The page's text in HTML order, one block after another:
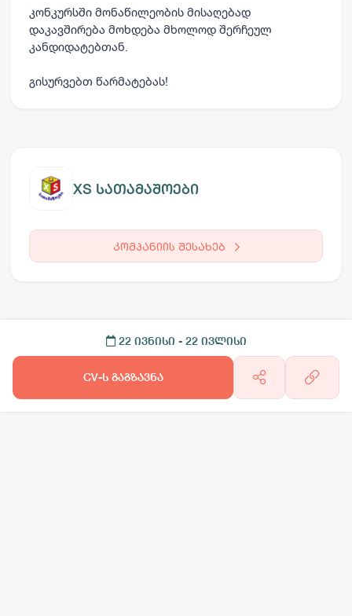
კონკურსში მონაწილეობის მისაღებად
დაკავშირება მოხდება მხოლოდ შერჩეულ
კანდიდატებთან.
გისურვებთ წარმატებას!
XS სათამაშოები
კომპანიის შესახებ
22 ივნისი - 22 ივლისი
CV-ს გაგზავნა